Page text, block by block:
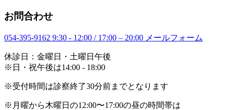
お問合わせ
054-395-9162 9:30 - 12:00 / 17:00 – 20:00 メールフォーム
休診日：金曜日・土曜日午後
※日・祝午後は14:00 - 18:00
※受付時間は診察終了30分前までとなります
※月曜から木曜日の12:00〜17:00の昼の時間帯は